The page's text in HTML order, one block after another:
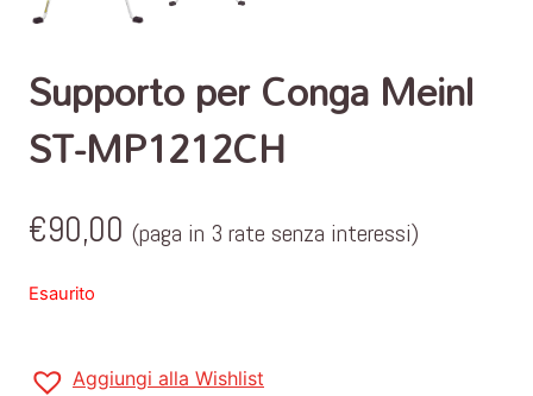
Supporto per Conga Meinl
ST-MP1212CH
€90,00 (paga in 3 rate senza interessi)
Esaurito
Aggiungi alla Wishlist